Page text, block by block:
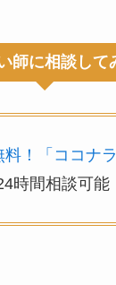
師に相談して
！「ココナラ
時間相談可能